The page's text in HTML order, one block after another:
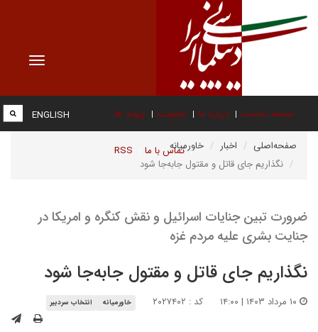
Toggle
صفحه نخست درباره ما عضویت پیوند ها
تماس با ما RSS
ENGLISH
صفحه‌اصلی اخبار
خاورمیانه
نگذاریم جای قاتل و مقتول جابه‌جا شود
ضرورت تبین جنایات اسرائیل و نقش کنگره و امریکا در
جنایت بشری علیه مردم غزه
نگذاریم جای قاتل و مقتول جابه‌جا شود
کد : ۲۰۲۷۴۰۲ خاورمیانه انتخاب سردبیر